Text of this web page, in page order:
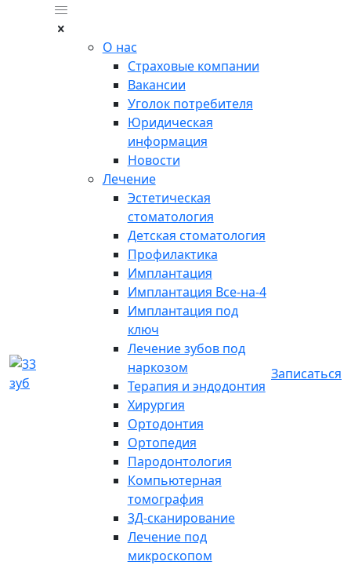
О нас
Страховые компании
Вакансии
Уголок потребителя
Юридическая
информация
Новости
Лечение
Эстетическая
стоматология
Детская стоматология
Профилактика
Имплантация
Имплантация Все-на-4
Имплантация под
ключ
Лечение зубов под
наркозом
Терапия и эндодонтия
Хирургия
Ортодонтия
Ортопедия
Пародонтология
Компьютерная
томография
3Д-сканирование
Лечение под
микроскопом
Записаться